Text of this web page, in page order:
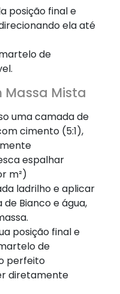
posição final e
ela até
de
Mista
uma camada de
cimento (5:1),
espalhar
m²)
ladrilho e aplicar
Bianco e água,
posição final e
de
perfeito
diretamente